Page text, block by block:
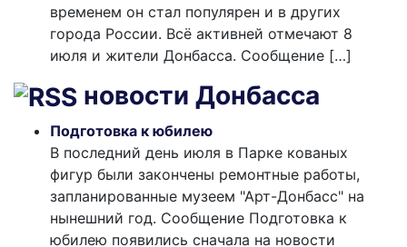
временем он стал популярен и в других
города России. Всё активней отмечают 8
июля и жители Донбасса. Сообщение […]
новости Донбасса
Подготовка к юбилею
В последний день июля в Парке кованых
фигур были закончены ремонтные работы,
запланированные музеем "Арт-Донбасс" на
нынешний год. Сообщение Подготовка к
юбилею появились сначала на новости